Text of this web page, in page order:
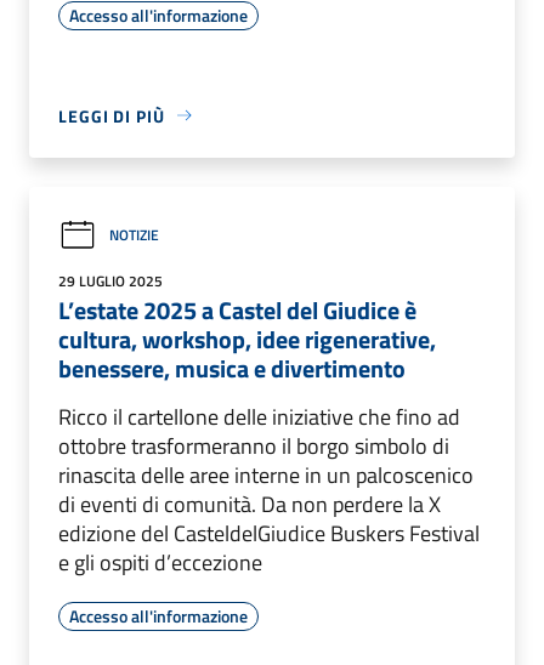
Accesso all'informazione
LEGGI DI PIÙ
NOTIZIE
29 LUGLIO 2025
L’estate 2025 a Castel del Giudice è
cultura, workshop, idee rigenerative,
benessere, musica e divertimento
Ricco il cartellone delle iniziative che fino ad
ottobre trasformeranno il borgo simbolo di
rinascita delle aree interne in un palcoscenico
di eventi di comunità. Da non perdere la X
edizione del CasteldelGiudice Buskers Festival
e gli ospiti d’eccezione
Accesso all'informazione